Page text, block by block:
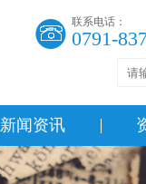
联系电话：
0791-
新闻资讯